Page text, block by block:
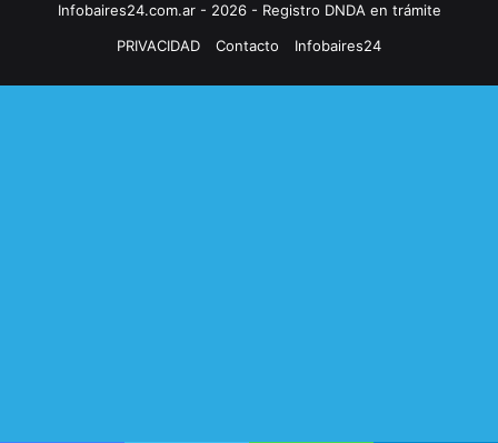
Infobaires24.com.ar - 2026 - Registro DNDA en trámite
PRIVACIDAD
Contacto Infobaires24